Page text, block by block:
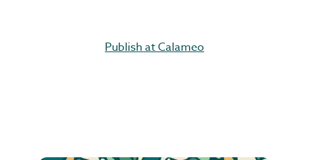
Publish at Calameo